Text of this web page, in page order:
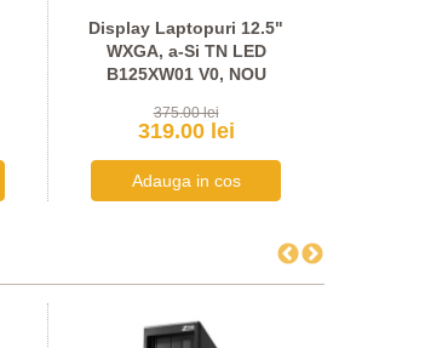
Display Laptopuri 12.5"
WXGA, a-Si TN LED
B125XW01 V0, NOU
375.00 lei
319.00 lei